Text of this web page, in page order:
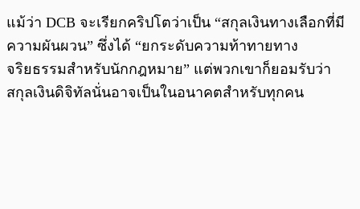
แม้ว่า DCB จะเรียกคริปโตว่าเป็น “สกุลเงินทางเลือกที่มี
ความผันผวน” ซึ่งได้ “ยกระดับความท้าทายทาง
จริยธรรมสำหรับนักกฎหมาย” แต่พวกเขาก็ยอมรับว่า
สกุลเงินดิจิทัลนั่นอาจเป็นในอนาคตสำหรับทุกคน